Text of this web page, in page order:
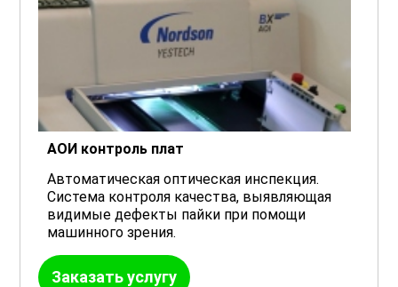
АОИ контроль плат
Автоматическая оптическая инспекция.
Система контроля качества, выявляющая
видимые дефекты пайки при помощи
машинного зрения.
Заказать услугу